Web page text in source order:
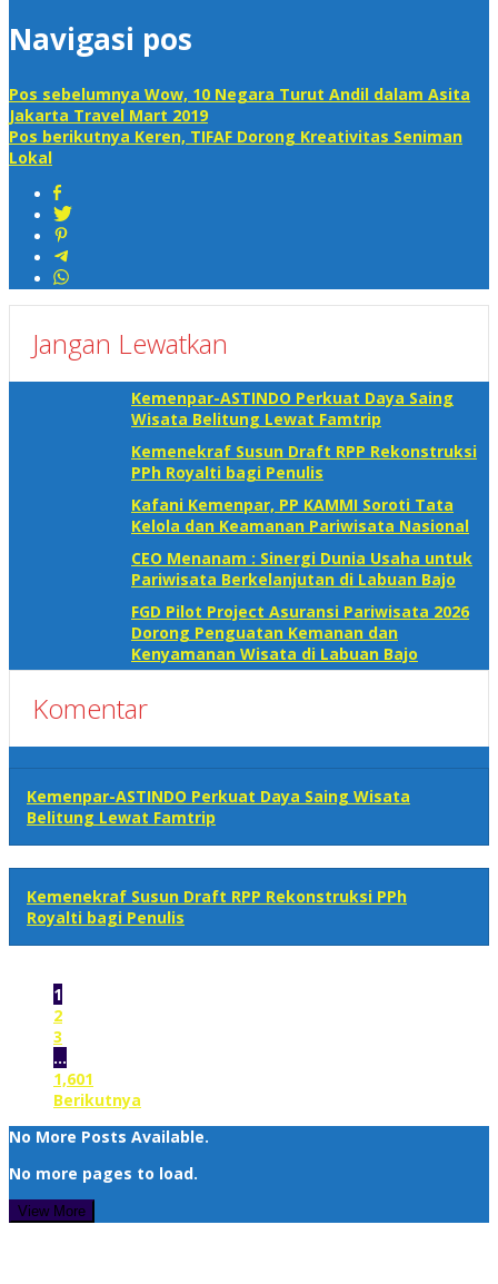
Navigasi pos
Pos sebelumnya Wow, 10 Negara Turut Andil dalam Asita
Jakarta Travel Mart 2019
Pos berikutnya Keren, TIFAF Dorong Kreativitas Seniman
Lokal
Jangan Lewatkan
Kemenpar-ASTINDO Perkuat Daya Saing
Wisata Belitung Lewat Famtrip
Kemenekraf Susun Draft RPP Rekonstruksi
PPh Royalti bagi Penulis
Kafani Kemenpar, PP KAMMI Soroti Tata
Kelola dan Keamanan Pariwisata Nasional‎
CEO Menanam : Sinergi Dunia Usaha untuk
Pariwisata Berkelanjutan di Labuan Bajo
FGD Pilot Project Asuransi Pariwisata 2026
Dorong Penguatan Kemanan dan
Kenyamanan Wisata di Labuan Bajo
Komentar
Kemenpar-ASTINDO Perkuat Daya Saing Wisata
Belitung Lewat Famtrip
Kemenekraf Susun Draft RPP Rekonstruksi PPh
Royalti bagi Penulis
1
2
3
…
1,601
Berikutnya
No More Posts Available.
No more pages to load.
View More